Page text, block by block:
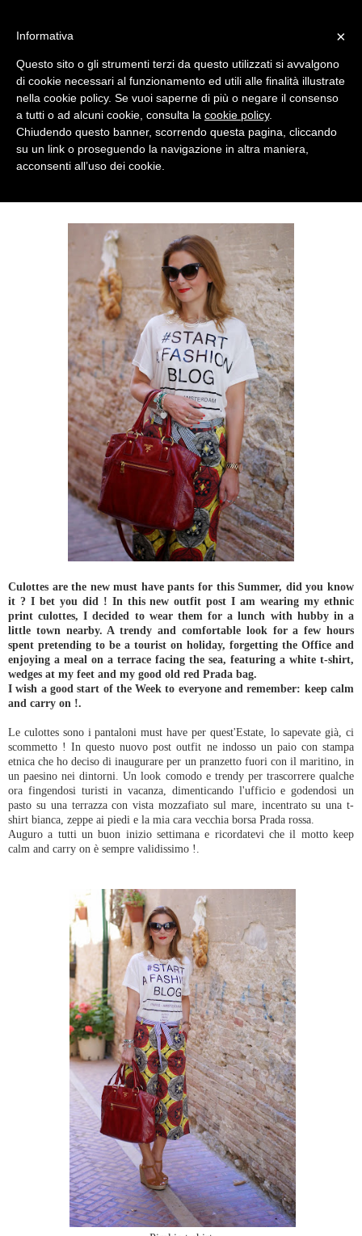
MONDAY, JULY 14, 2014
Culottes are the new must have pants for this Summer, did you know
it ? I bet you did ! In this new outfit post I am wearing my ethnic
print culottes, I decided to wear them for a lunch with hubby in a
little town nearby. A trendy and comfortable look for a few hours
spent pretending to be a tourist on holiday, forgetting the Office and
enjoying a meal on a terrace facing the sea, featuring a white t-shirt,
wedges at my feet and my good old red Prada bag.
I wish a good start of the Week to everyone and remember: keep calm
and carry on !.
Le culottes sono i pantaloni must have per quest'Estate, lo sapevate già, ci
scommetto ! In questo nuovo post outfit ne indosso un paio con stampa
etnica che ho deciso di inaugurare per un pranzetto fuori con il maritino, in
un paesino nei dintorni. Un look comodo e trendy per trascorrere qualche
ora fingendosi turisti in vacanza, dimenticando l'ufficio e godendosi un
pasto su una terrazza con vista mozzafiato sul mare, incentrato su una t-
shirt bianca, zeppe ai piedi e la mia cara vecchia borsa Prada rossa.
Auguro a tutti un buon inizio settimana e ricordatevi che il motto keep
calm and carry on è sempre validissimo !.
×
Informativa
Questo sito o gli strumenti terzi da questo utilizzati si avvalgono
di cookie necessari al funzionamento ed utili alle finalità illustrate
nella cookie policy. Se vuoi saperne di più o negare il consenso
a tutti o ad alcuni cookie, consulta la cookie policy.
Chiudendo questo banner, scorrendo questa pagina, cliccando
su un link o proseguendo la navigazione in altra maniera,
acconsenti all’uso dei cookie.